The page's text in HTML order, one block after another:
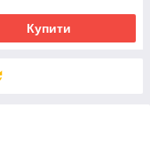
Купити